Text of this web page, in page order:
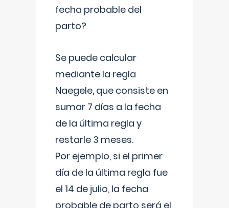
fecha probable del
parto?
Se puede calcular
mediante la regla
Naegele, que consiste en
sumar 7 días a la fecha
de la última regla y
restarle 3 meses.
Por ejemplo, si el primer
día de la última regla fue
el 14 de julio, la fecha
probable de parto será el